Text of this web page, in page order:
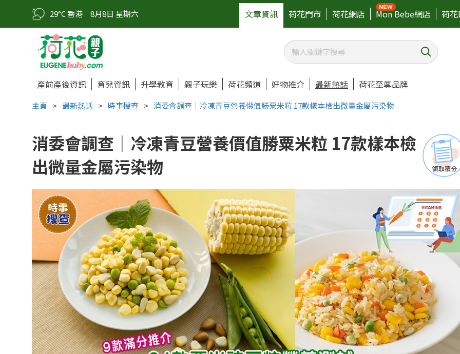
29°C 香港 8月8日 星期六 文章資訊 荷花門市 荷花網店 Mon Bebe網店 荷
產前產後資訊 育兒資訊 升學教育 親子玩樂 荷花頻道 好物推介 最新熱話 荷花至尊品牌
主頁 > 最新熱話 > 時事搜查 > 消委會調查｜冷凍青豆營養價值勝粟米粒 17款樣本檢出微量金屬污染物
消委會調查｜冷凍青豆營養價值勝粟米粒 17款樣本檢
出微量金屬污染物